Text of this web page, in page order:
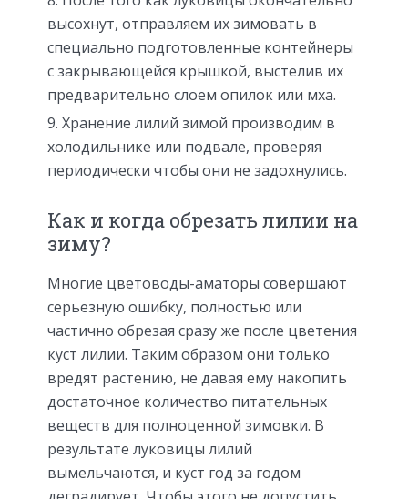
высохнут, отправляем их зимовать в
специально подготовленные контейнеры
с закрывающейся крышкой, выстелив их
предварительно слоем опилок или мха.
Хранение лилий зимой производим в
холодильнике или подвале, проверяя
периодически чтобы они не задохнулись.
Как и когда обрезать лилии на
зиму?
Многие цветоводы-аматоры совершают
серьезную ошибку, полностью или
частично обрезая сразу же после цветения
куст лилии. Таким образом они только
вредят растению, не давая ему накопить
достаточное количество питательных
веществ для полноценной зимовки. В
результате луковицы лилий
вымельчаются, и куст год за годом